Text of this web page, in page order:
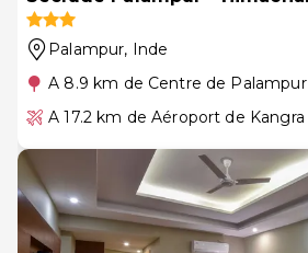
Palampur, Inde
A 8.9 km de Centre de Palampur
A 17.2 km de Aéroport de Kangra